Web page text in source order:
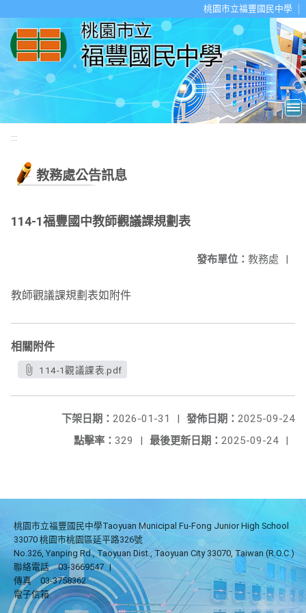
桃園市立福豐國民中學
:::
教務處公告訊息
114-1福豐國中教師觀議課規劃表
發布單位： 教務處 |
教師觀議課規劃表如附件
相關附件
114-1觀議課表.pdf
發佈日期： 2025-09-24
下架日期： 2026-01-31
|
最後更新日期： 2025-09-24 |
點擊率： 329 |
桃園市立福豐國民中學Taoyuan Municipal Fu-Fong Junior High School
33070 桃園市桃園區延平路326號
No.326, Yanping Rd., Taoyuan Dist., Taoyuan City 33070, Taiwan (R.O.C.)
聯絡電話
03-3669547 |
傳真
03-3758362
電子信箱